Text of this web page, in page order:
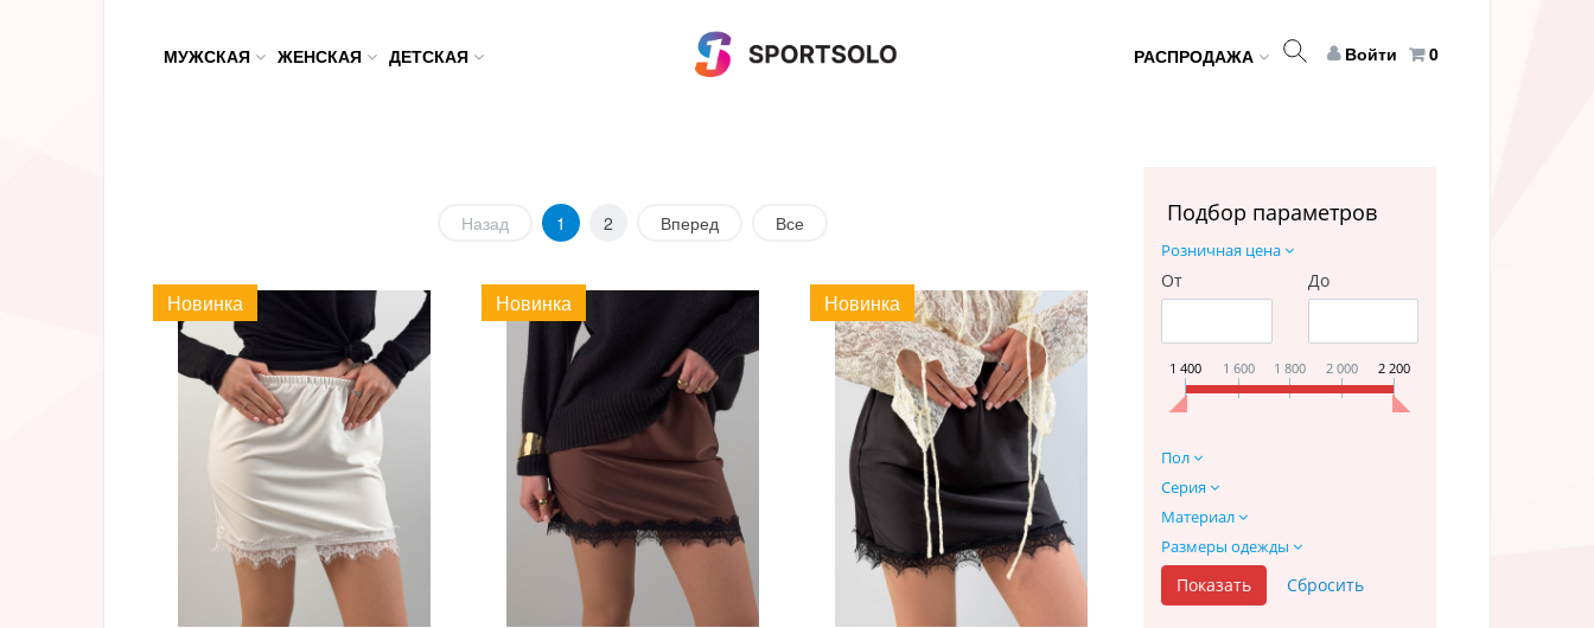
МУЖСКАЯ ЖЕНСКАЯ ДЕТСКАЯ РАСПРОДАЖА Войти 0
Подбор параметров
Розничная цена
От До
1 400 1 600 1 800 2 000 2 200
Пол
Серия
Материал
Размеры одежды
Назад 1 2 Вперед Все
Новинка Новинка Новинка